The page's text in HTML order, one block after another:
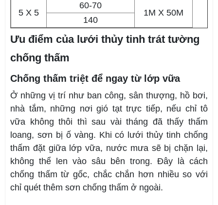
5 X 5
60-70
1M X 50M
140
Ưu điểm của lưới thủy tinh trát tường
chống thấm
Chống thấm triệt để ngay từ lớp vữa
Ở những vị trí như ban công, sân thượng, hồ bơi,
nhà tắm, những nơi gió tạt trực tiếp, nếu chỉ tô
vữa không thôi thì sau vài tháng đã thấy thấm
loang, sơn bị ố vàng. Khi có lưới thủy tinh chống
thấm đặt giữa lớp vữa, nước mưa sẽ bị chặn lại,
không thể len vào sâu bên trong. Đây là cách
chống thấm từ gốc, chắc chắn hơn nhiều so với
chỉ quét thêm sơn chống thấm ở ngoài.